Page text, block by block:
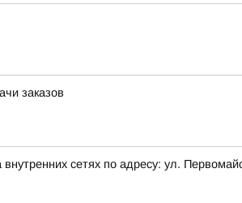
заказов
сетях по адресу: ул.